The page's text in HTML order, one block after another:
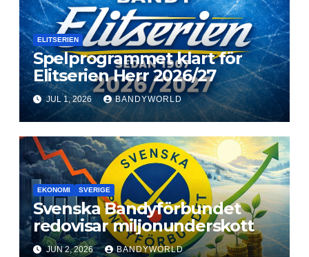
ELITSERIEN
Spelprogrammet klart för
Elitserien Herr 2026/27
JUL 1, 2026 BANDYWORLD
EKONOMI SVERIGE
Svenska Bandyförbundet
redovisar miljonunderskott
JUN 2, 2026 BANDYWORLD